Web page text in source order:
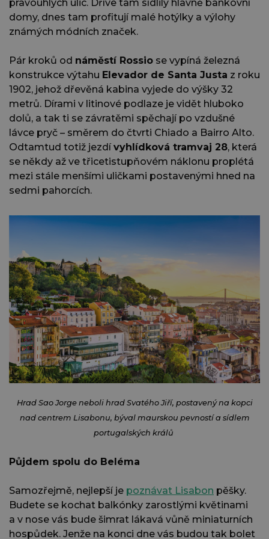
pravoúhlých ulic. Dříve tam sídlily hlavně bankovní
domy, dnes tam profitují malé hotýlky a výlohy
známých módních značek.
Pár kroků od náměstí Rossio se vypíná železná
konstrukce výtahu Elevador de Santa Justa z roku
1902, jehož dřevěná kabina vyjede do výšky 32
metrů. Dírami v litinové podlaze je vidět hluboko
dolů, a tak ti se závratěmi spěchají po vzdušné
lávce pryč – směrem do čtvrti Chiado a Bairro Alto.
Odtamtud totiž jezdí vyhlídková tramvaj 28, která
se někdy až ve třicetistupňovém náklonu proplétá
mezi stále menšími uličkami postavenými hned na
sedmi pahorcích.
Hrad Sao Jorge neboli hrad Svatého Jiří, postavený na kopci
nad centrem Lisabonu, býval maurskou pevností a sídlem
portugalských králů
Půjdem spolu do Beléma
Samozřejmě, nejlepší je poznávat Lisabon pěšky.
Budete se kochat balkónky zarostlými květinami
a v nose vás bude šimrat lákavá vůně miniaturních
hospůdek. Jenže na konci dne vás budou tak bolet